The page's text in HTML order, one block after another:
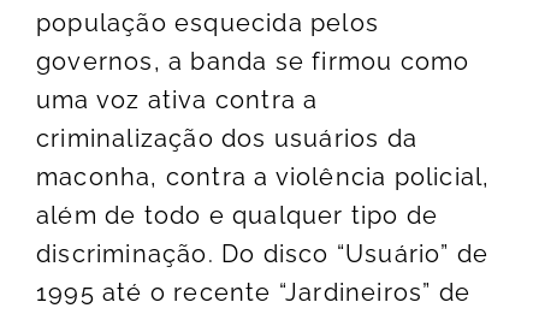
população esquecida pelos
governos, a banda se firmou como
uma voz ativa contra a
criminalização dos usuários da
maconha, contra a violência policial,
além de todo e qualquer tipo de
discriminação. Do disco “Usuário” de
1995 até o recente “Jardineiros” de